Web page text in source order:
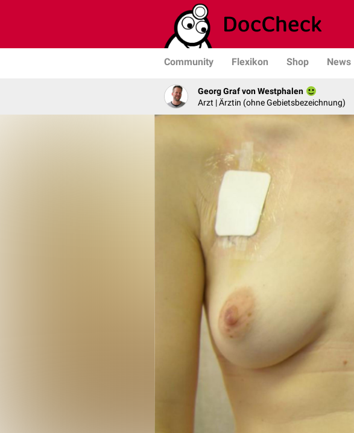
Community Flexikon Shop News
Georg Graf von Westphalen
Arzt | Ärztin (ohne Gebietsbezeichnung)